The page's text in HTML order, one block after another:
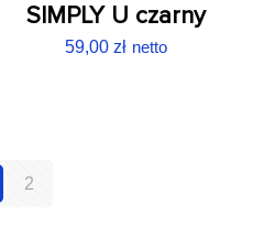
SIMPLY U czarny
59,00 zł netto
2